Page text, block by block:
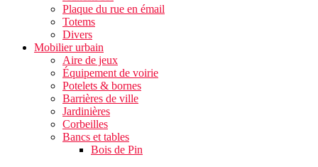
Plaque du rue en émail
Totems
Divers
Mobilier urbain
Aire de jeux
Équipement de voirie
Potelets & bornes
Barrières de ville
Jardinières
Corbeilles
Bancs et tables
Bois de Pin